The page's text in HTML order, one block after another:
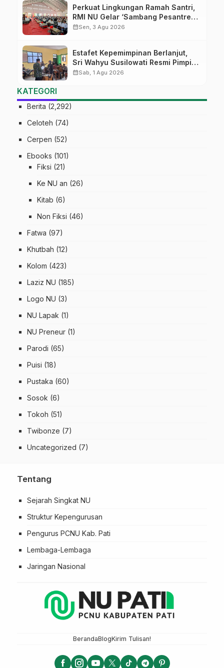
Perkuat Lingkungan Ramah Santri,
RMI NU Gelar ‘Sambang Pesantren’
di Pati
calendar_monthSen, 3 Agu 2026
Estafet Kepemimpinan Berlanjut,
Sri Wahyu Susilowati Resmi Pimpin
MTs Ma’arif Sapuran
calendar_monthSab, 1 Agu 2026
KATEGORI
Berita (2,292)
Celoteh (74)
Cerpen (52)
Ebooks (101)
Fiksi (21)
Ke NU an (26)
Kitab (6)
Non Fiksi (46)
Fatwa (97)
Khutbah (12)
Kolom (423)
Laziz NU (185)
Logo NU (3)
NU Lapak (1)
NU Preneur (1)
Parodi (65)
Puisi (18)
Pustaka (60)
Sosok (6)
Tokoh (51)
Twibonze (7)
Uncategorized (7)
Tentang
Sejarah Singkat NU
Struktur Kepengurusan
Pengurus PCNU Kab. Pati
Lembaga-Lembaga
Jaringan Nasional
BerandaBlogKirim Tulisan!